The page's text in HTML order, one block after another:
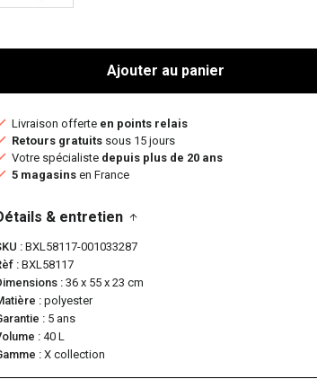
Ajouter au panier
Livraison offerte en points relais
Retours gratuits sous 15 jours
Votre spécialiste depuis plus de 20 ans
5 magasins en France
& entretien
BXL58117-001033287
BXL58117
36 x 55 x 23 cm
polyester
5 ans
40 L
X collection